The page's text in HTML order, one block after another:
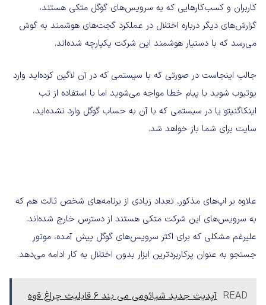
کاربران و کسب‌کارهایی که به سرویس‌های گوگل متکی هستند،
گزارش‌های دیگر درباره اختلال در عملکرد گجت‌های هوشمند به گوش
می‌رسد که با دستیار هوشمند این شرکت یکپارچه شده‌اند.
جالب اینجاست در صورتی که با سیستمی که در آن لاگین کرده‌اید وارد
یوتیوب شوید با پیام خطا مواجه می‌شوید اما با استفاده از تب
اینکاگنیتو یا در سیستمی که با آن به حساب گوگل وارد نشده‌اید،
سایت برای شما باز خواهد شد.
علاوه بر اپ‌های مذکور، تعداد زیادی از برنامه‌های شخص ثالث هم که
به سرویس‌های این شرکت متکی هستند از دسترس خارج شده‌اند.
علیرغم مشکلی که برای اکثر سرویس‌های گوگل پیش آمده، موتور
جستجو به عنوان پرکاربردترین ابزار بدون اختلال به کار ادامه می‌دهد.
READ
آپدیت جدید شیائومی می بند ۶ قابلیت چراغ قوه